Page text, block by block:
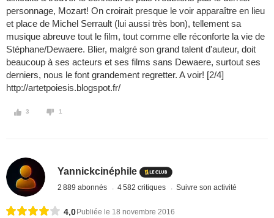
personnage, Mozart! On croirait presque le voir apparaître en lieu
et place de Michel Serrault (lui aussi très bon), tellement sa
musique abreuve tout le film, tout comme elle réconforte la vie de
Stéphane/Dewaere. Blier, malgré son grand talent d'auteur, doit
beaucoup à ses acteurs et ses films sans Dewaere, surtout ses
derniers, nous le font grandement regretter. A voir! [2/4]
http://artetpoiesis.blogspot.fr/
3 1
Yannickcinéphile
2 889 abonnés 4 582 critiques Suivre son activité
4,0 Publiée le 18 novembre 2016